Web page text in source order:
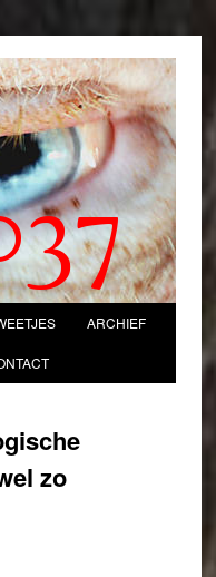
ARCHIEF
zo